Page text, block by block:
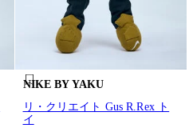
NIKE BY YAKU
リ・クリエイト Gus R.Rex ト
イ